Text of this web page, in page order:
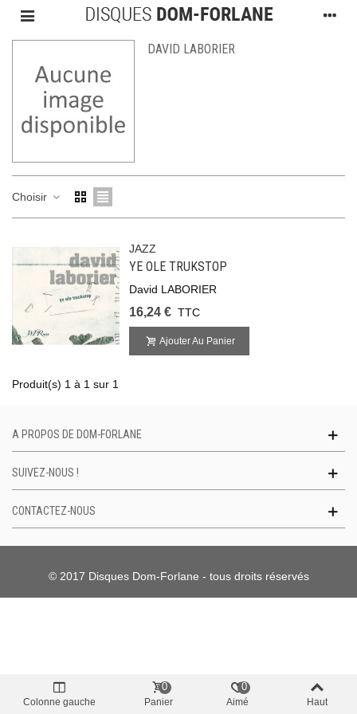
DAVID LABORIER
Choisir
JAZZ
YE OLE TRUKSTOP
David LABORIER
16,24 € TTC
Ajouter Au Panier
Produit(s) 1 à 1 sur 1
A PROPOS DE DOM-FORLANE
SUIVEZ-NOUS !
CONTACTEZ-NOUS
© 2017 Disques Dom-Forlane - tous droits réservés
Colonne gauche Panier
0
Aimé
0
Haut